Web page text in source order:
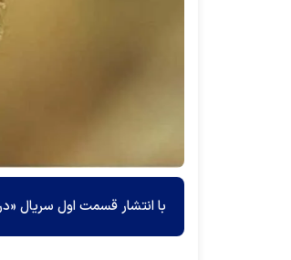
با انتشار قسمت اول سریال